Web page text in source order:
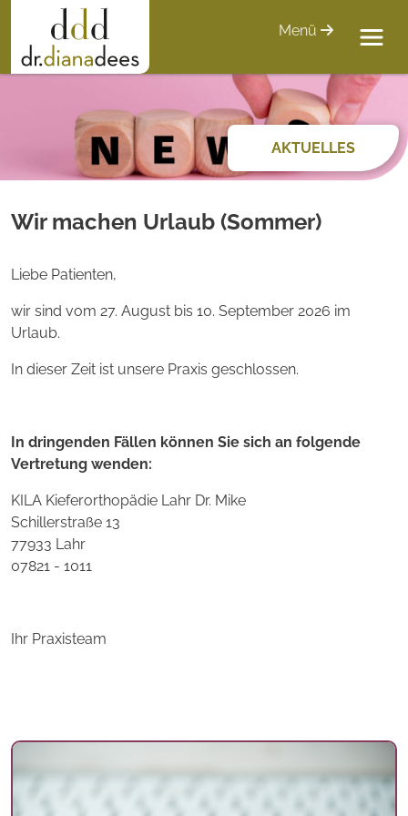
Menü
AKTUELLES
Wir machen Urlaub (Sommer)
Liebe Patienten,
wir sind vom 27. August bis 10. September 2026 im
Urlaub.
In dieser Zeit ist unsere Praxis geschlossen.
In dringenden Fällen können Sie sich an folgende
Vertretung wenden:
KILA Kieferorthopädie Lahr Dr. Mike
Schillerstraße 13
77933 Lahr
07821 - 1011
Ihr Praxisteam